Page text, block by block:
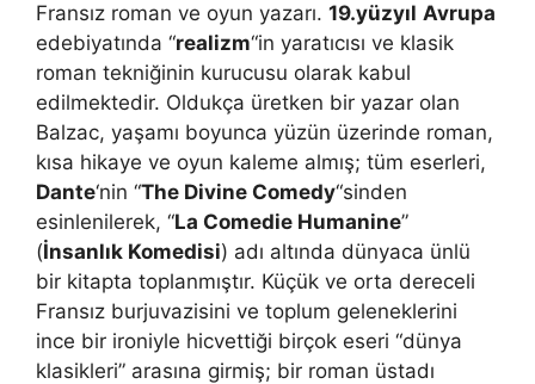
Fransız roman ve oyun yazarı. 19.yüzyıl Avrupa
edebiyatında “realizm“in yaratıcısı ve klasik
roman tekniğinin kurucusu olarak kabul
edilmektedir. Oldukça üretken bir yazar olan
Balzac, yaşamı boyunca yüzün üzerinde roman,
kısa hikaye ve oyun kaleme almış; tüm eserleri,
Dante‘nin “The Divine Comedy“sinden
esinlenilerek, “La Comedie Humanine”
(İnsanlık Komedisi) adı altında dünyaca ünlü
bir kitapta toplanmıştır. Küçük ve orta dereceli
Fransız burjuvazisini ve toplum geleneklerini
ince bir ironiyle hicvettiği birçok eseri “dünya
klasikleri” arasına girmiş; bir roman üstadı